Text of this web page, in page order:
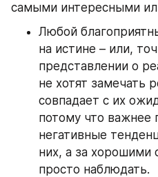
самыми интересными
Любой
на истине – или,
представлении о
не хотят замечать
совпадает с их
потому что важнее
негативные
них, а за
просто наблюдать.